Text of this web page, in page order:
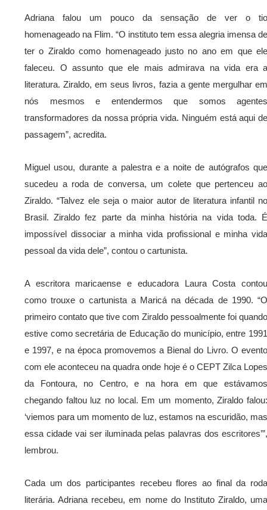
Adriana falou um pouco da sensação de ver o tio
homenageado na Flim. “O instituto tem essa alegria imensa de
ter o Ziraldo como homenageado justo no ano em que ele
faleceu. O assunto que ele mais admirava na vida era a
literatura. Ziraldo, em seus livros, fazia a gente mergulhar em
nós mesmos e entendermos que somos agentes
transformadores da nossa própria vida. Ninguém está aqui de
passagem”, acredita.
Miguel usou, durante a palestra e a noite de autógrafos que
sucedeu a roda de conversa, um colete que pertenceu ao
Ziraldo. “Talvez ele seja o maior autor de literatura infantil no
Brasil. Ziraldo fez parte da minha história na vida toda. É
impossível dissociar a minha vida profissional e minha vida
pessoal da vida dele”, contou o cartunista.
A escritora maricaense e educadora Laura Costa contou
como trouxe o cartunista a Maricá na década de 1990. “O
primeiro contato que tive com Ziraldo pessoalmente foi quando
estive como secretária de Educação do município, entre 1991
e 1997, e na época promovemos a Bienal do Livro. O evento
com ele aconteceu na quadra onde hoje é o CEPT Zilca Lopes
da Fontoura, no Centro, e na hora em que estávamos
chegando faltou luz no local. Em um momento, Ziraldo falou:
‘viemos para um momento de luz, estamos na escuridão, mas
essa cidade vai ser iluminada pelas palavras dos escritores’”,
lembrou.
Cada um dos participantes recebeu flores ao final da roda
literária. Adriana recebeu, em nome do Instituto Ziraldo, uma